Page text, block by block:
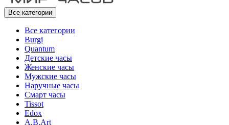
Все категории
Все категории
Burgi
Quantum
Детские часы
Женские часы
Мужские часы
Наручные часы
Смарт часы
Tissot
Edox
A.B.Art